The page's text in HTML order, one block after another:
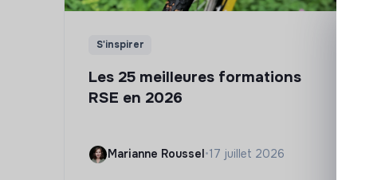
S'inspirer
Les 25 meilleures formations
RSE en 2026
Marianne Roussel•17 juillet 2026